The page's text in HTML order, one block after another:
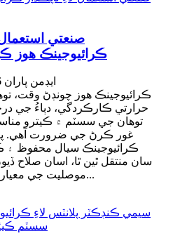
صنعتي
ڪرائيوجينڪ هوز
ايڊمن پاران 2026-04-17 تي
ڪرائيوجينڪ هوز چونڊڻ وقت،
حرارتي ڪارڪردگي، دٻاءُ جي
توهان جي سسٽم ۾ ڪيترو
غور ڪرڻ جي ضرورت آهي.
ڪرائيوجينڪ سيال محفوظ ۽
سان منتقل ٿين ٿا، اسان صلاح
موصليت جي معيار، مواد جي ڪم...